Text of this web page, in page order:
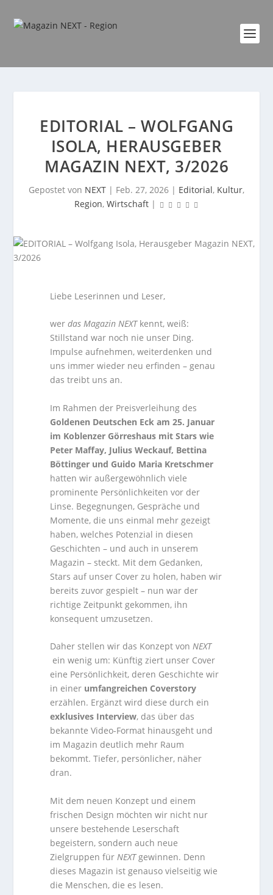
EDITORIAL – WOLFGANG
ISOLA, HERAUSGEBER
MAGAZIN NEXT, 3/2026
Gepostet von NEXT | Feb. 27, 2026 | Editorial, Kultur,
Region, Wirtschaft |
Liebe Leserinnen und Leser,
werdas Magazin NEXTkennt, weiß:
Stillstand war noch nie unser Ding.
Impulse aufnehmen, weiterdenken und
uns immer wieder neu erfinden – genau
das treibt uns an.
Im Rahmen der Preisverleihung des
Goldenen Deutschen Eck am 25. Januar
im Koblenzer Görreshaus mit Stars wie
Peter Maffay, Julius Weckauf, Bettina
Böttinger und Guido Maria Kretschmer
hatten wir außergewöhnlich viele
prominente Persönlichkeiten vor der
Linse. Begegnungen, Gespräche und
Momente, die uns einmal mehr gezeigt
haben, welches Potenzial in diesen
Geschichten – und auch in unserem
Magazin – steckt. Mit dem Gedanken,
Stars auf unser Cover zu holen, haben wir
bereits zuvor gespielt – nun war der
richtige Zeitpunkt gekommen, ihn
konsequent umzusetzen.
Daher stellen wir das Konzept vonNEXT
ein wenig um: Künftig ziert unser Cover
eine Persönlichkeit, deren Geschichte wir
in einer umfangreichen Coverstory
erzählen. Ergänzt wird diese durch ein
exklusives Interview, das über das
bekannte Video-Format hinausgeht und
im Magazin deutlich mehr Raum
bekommt. Tiefer, persönlicher, näher
dran.
Mit dem neuen Konzept und einem
frischen Design möchten wir nicht nur
unsere bestehende Leserschaft
begeistern, sondern auch neue
Zielgruppen für NEXTgewinnen. Denn
dieses Magazin ist genauso vielseitig wie
die Menschen, die es lesen.